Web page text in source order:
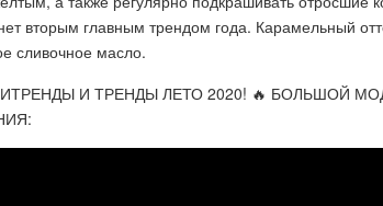
вторым главным трендом года. Карамельный
сливочное масло.
И ТРЕНДЫ ЛЕТО 2020! 🔥 БОЛЬШОЙ